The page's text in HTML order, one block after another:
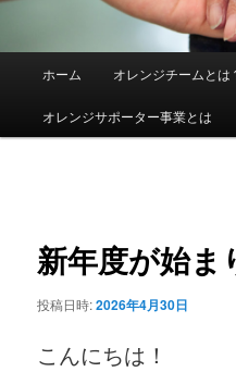
メ
イ
ン
テ
ン
ホーム オレンジチームとは
オレンジサポーター事業とは
新年度が始ま
投稿日時:2026年4月30日
こんにちは！